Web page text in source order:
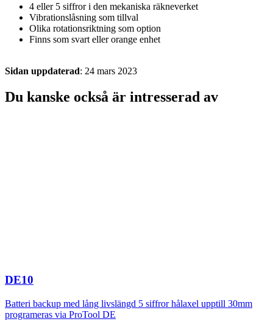
4 eller 5 siffror i den mekaniska räkneverket
Vibrationslåsning som tillval
Olika rotationsriktning som option
Finns som svart eller orange enhet
Sidan uppdaterad: 24 mars 2023
Du kanske också är intresserad av
DE10
Batteri backup med lång livslängd 5 siffror hålaxel upptill 30mm
programeras via ProTool DE